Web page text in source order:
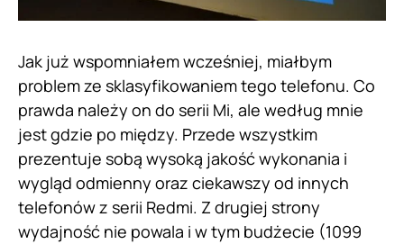
Jak już wspomniałem wcześniej, miałbym
problem ze sklasyfikowaniem tego telefonu. Co
prawda należy on do serii Mi, ale według mnie
jest gdzie po między. Przede wszystkim
prezentuje sobą wysoką jakość wykonania i
wygląd odmienny oraz ciekawszy od innych
telefonów z serii Redmi. Z drugiej strony
wydajność nie powala i w tym budżecie (1099